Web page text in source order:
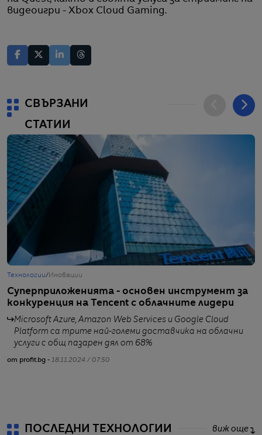
видеоигри - Xbox Cloud Gaming.
СВЪРЗАНИ
СТАТИИ
Технологии/ Иновации
Суперприложенията - основен инструмент за
конкуренция на Tencent с облачните лидери
Microsoft Azure, Amazon Web Services и Google Cloud
Platform са трите най-големи доставчика на облачни
услуги с общ пазарен дял от 68%
от profit.bg - 18.11.2024 / 07:50
ПОСЛЕДНИ ТЕХНОЛОГИИ виж още